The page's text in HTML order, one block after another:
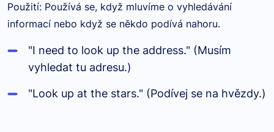
Použití: Používá se, když mluvíme o vyhledávání
informací nebo když se někdo podívá nahoru.
"I need to look up the address." (Musím
vyhledat tu adresu.)
"Look up at the stars." (Podívej se na hvězdy.)